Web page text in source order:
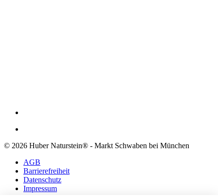
© 2026 Huber Naturstein® - Markt Schwaben bei München
AGB
Barrierefreiheit
Datenschutz
Impressum